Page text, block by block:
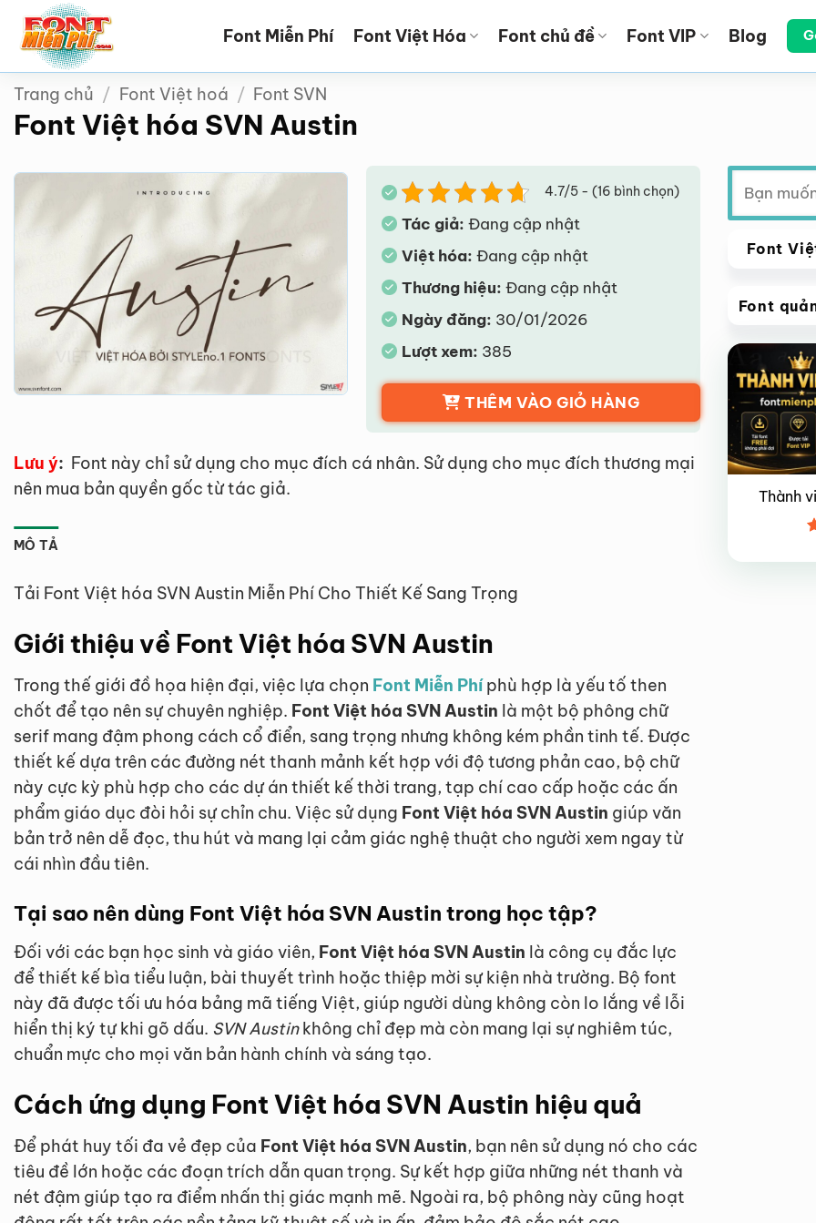
qua
dung
Font Miễn Phí Font Việt Hóa Font chủ đề Font VIP Blog
Trang chủ / Font Việt hoá / Font SVN
Font Việt hóa SVN Austin
4.7/5 - (16 bình chọn)
Tác giả: Đang cập nhật
Việt hóa: Đang cập nhật
Thương hiệu: Đang cập nhật
Ngày đăng: 30/01/2026
Lượt xem: 385
THÊM VÀO GIỎ HÀNG
Lưu ý: Font này chỉ sử dụng cho mục đích cá nhân. Sử dụng cho mục đích thương mại
nên mua bản quyền gốc từ tác giả.
MÔ TẢ
Tải Font Việt hóa SVN Austin Miễn Phí Cho Thiết Kế Sang Trọng
Giới thiệu về Font Việt hóa SVN Austin
Trong thế giới đồ họa hiện đại, việc lựa chọn Font Miễn Phíphù hợp là yếu tố then
chốt để tạo nên sự chuyên nghiệp. Font Việt hóa SVN Austin là một bộ phông chữ
serif mang đậm phong cách cổ điển, sang trọng nhưng không kém phần tinh tế. Được
thiết kế dựa trên các đường nét thanh mảnh kết hợp với độ tương phản cao, bộ chữ
này cực kỳ phù hợp cho các dự án thiết kế thời trang, tạp chí cao cấp hoặc các ấn
phẩm giáo dục đòi hỏi sự chỉn chu. Việc sử dụng Font Việt hóa SVN Austin giúp văn
bản trở nên dễ đọc, thu hút và mang lại cảm giác nghệ thuật cho người xem ngay từ
cái nhìn đầu tiên.
Tại sao nên dùng Font Việt hóa SVN Austin trong học tập?
Đối với các bạn học sinh và giáo viên, Font Việt hóa SVN Austin là công cụ đắc lực
để thiết kế bìa tiểu luận, bài thuyết trình hoặc thiệp mời sự kiện nhà trường. Bộ font
này đã được tối ưu hóa bảng mã tiếng Việt, giúp người dùng không còn lo lắng về lỗi
hiển thị ký tự khi gõ dấu. SVN Austinkhông chỉ đẹp mà còn mang lại sự nghiêm túc,
chuẩn mực cho mọi văn bản hành chính và sáng tạo.
Cách ứng dụng Font Việt hóa SVN Austin hiệu quả
Để phát huy tối đa vẻ đẹp của Font Việt hóa SVN Austin, bạn nên sử dụng nó cho các
tiêu đề lớn hoặc các đoạn trích dẫn quan trọng. Sự kết hợp giữa những nét thanh và
nét đậm giúp tạo ra điểm nhấn thị giác mạnh mẽ. Ngoài ra, bộ phông này cũng hoạt
Tìm
kiếm:
Font
Font
Giảm giá!
Thành